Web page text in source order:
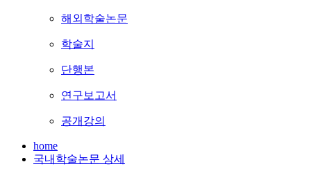
해외학술논문
학술지
단행본
연구보고서
공개강의
home
국내학술논문 상세